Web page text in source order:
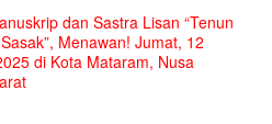
dan Sastra Lisan “Tenun
Menawan! Jumat, 12
di Kota Mataram, Nusa